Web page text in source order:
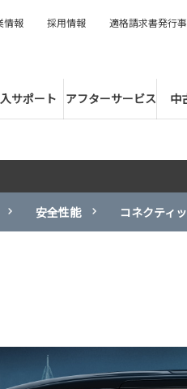
サポート アフターサービス 中
情報 採用情報 適格請求書発行
安全性能 コネクティ